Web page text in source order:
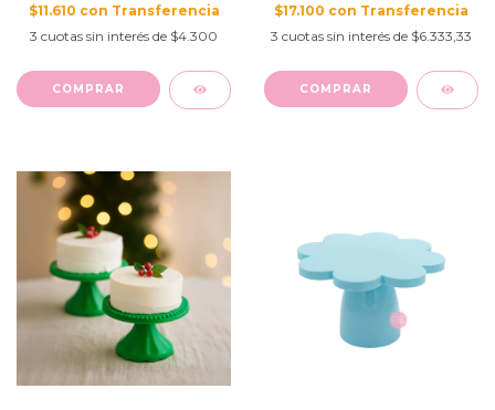
$11.610 con
3 cuotas sin interés de $4.300
$17.100 con
3 cuotas sin interés de $6.333,33